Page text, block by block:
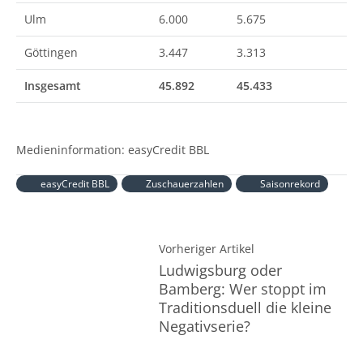
Ulm 6.000 5.675
Göttingen 3.447 3.313
Insgesamt 45.892 45.433
Medieninformation: easyCredit BBL
easyCredit BBL Zuschauerzahlen Saisonrekord
Vorheriger Artikel
Ludwigsburg oder
Bamberg: Wer stoppt im
Traditionsduell die kleine
Negativserie?